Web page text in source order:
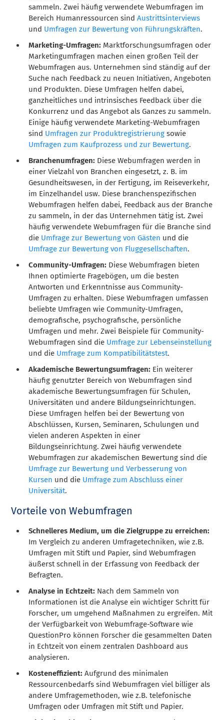
sammeln. Zwei häufig verwendete Webumfragen im
Bereich Humanressourcen sindAustrittsinterviews
und Umfragen zur Bewertung von Führungskräften.
Marketing-Umfragen: Marktforschungsumfragen oder
Marketingumfragen machen einen großen Teil der
Webumfragen aus. Unternehmen sind ständig auf der
Suche nach Feedback zu neuen Initiativen, Angeboten
und Produkten. Diese Umfragen helfen dabei,
ganzheitliches und intrinsisches Feedback über die
Konkurrenz und das Angebot als Ganzes zu sammeln.
Einige häufig verwendete Marketing-Webumfragen
sind Umfragen zur Produktregistrierung sowie
Umfragen zum Kaufprozess und zur Bewertung.
Branchenumfragen: Diese Webumfragen werden in
einer Vielzahl von Branchen eingesetzt, z. B. im
Gesundheitswesen, in der Fertigung, im Reiseverkehr,
im Einzelhandel usw. Diese branchenspezifischen
Webumfragen helfen dabei, Feedback aus der Branche
zu sammeln, in der das Unternehmen tätig ist. Zwei
häufig verwendete Webumfragen für die Branche sind
die Umfrage zur Bewertung von Gästen und die
Umfrage zur Bewertung von Fluggesellschaften.
Community-Umfragen: Diese Webumfragen bieten
Ihnen optimierte Fragebögen, um die besten
Antworten und Erkenntnisse aus Community-
Umfragen zu erhalten. Diese Webumfragen umfassen
beliebte Umfragen wie Community-Umfragen,
demografische, psychografische, persönliche
Umfragen und mehr. Zwei Beispiele für Community-
Webumfragen sind die Umfrage zur Lebenseinstellung
und die Umfrage zum Kompatibilitätstest.
Akademische Bewertungsumfragen: Ein weiterer
häufig genutzter Bereich von Webumfragen sind
akademische Bewertungsumfragen für Schulen,
Universitäten und andere Bildungseinrichtungen.
Diese Umfragen helfen bei der Bewertung von
Abschlüssen, Kursen, Seminaren, Schulungen und
vielen anderen Aspekten in einer
Bildungseinrichtung. Zwei häufig verwendete
Webumfragen zur akademischen Bewertung sind die
Umfrage zur Bewertung und Verbesserung von
Kursen und die Umfrage zum Abschluss einer
Universität.
Vorteile von Webumfragen
Schnelleres Medium, um die Zielgruppe zu erreichen:
Im Vergleich zu anderen Umfragetechniken, wie z.B.
Umfragen mit Stift und Papier, sind Webumfragen
äußerst schnell in der Erfassung von Feedback der
Befragten.
Analyse in Echtzeit: Nach dem Sammeln von
Informationen ist die Analyse ein wichtiger Schritt für
Forscher, um umgehend Maßnahmen zu ergreifen. Mit
der Verfügbarkeit von Webumfrage-Software wie
QuestionPro können Forscher die gesammelten Daten
in Echtzeit von einem zentralen Dashboard aus
analysieren.
Kosteneffizient: Aufgrund des minimalen
Ressourcenbedarfs sind Webumfragen viel billiger als
andere Umfragemethoden, wie z.B. telefonische
Umfragen oder Umfragen mit Stift und Papier.